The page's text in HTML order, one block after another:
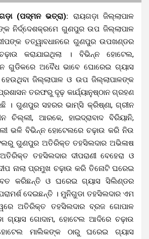
(ପଦ୍ମନ ଭତ୍ରା): ରାୟଗଡ଼ା ଜିଲ୍ଲାପାଳ
ନିର୍ଦ୍ଦେଶକ୍ରମେ ଗୁଣପୁର ଉପ ଜିଲ୍ଲାପାଳ
ତତ୍ୱାବଧାନରେ ଗୁଣପୁର ଉପଖଣ୍ଡର
କରାଯାଇଥିଲା । ବିଭିନ୍ନ ହୋଟେଲ,
ଗୁଡିକରେ ଅବୈଧ ଭାବେ ଘୋରେଇ ଗ୍ୟାସ
ଜିଲ୍ଲାପାଳ ଓ ଉପ ଜିଲ୍ଲାପାଳଙ୍କ
ତରଫରୁ ଦୃଢ଼ କାର୍ଯ୍ୟାନୁଷ୍ଠାନ ଗ୍ରହଣ
। ଗୁଣପୁର ସହରର ଭାମ୍ସି କ୍ରିଷ୍ଣା, ଗ୍ରୀନ
ଆରକେ, ହାଇଦ୍ରାବାଦ ବିରିୟାନି,
ଭଳି ବିଭିନ୍ନ ହୋଟେଲରେ ଚଢ଼ାଉ କରି ନିଉ
ଗୁଣପୁର ଅତିରିକ୍ତ ତହସିଲଦାର ଅଭିଳାଷ
ତହସିଲଦାର ଦୀପରାଣୀ ବେହେରା ଓ
ନାଲା ପ୍ରମୁଖ ଚଢ଼ାଉ କରି ତିନୋଟି ଘରେଇ
କରିଛନ୍ତି ଓ ଘରେଇ ଗ୍ୟାସ ସିଲିଣ୍ଡର
ଦେଇଛନ୍ତି । ମୁନିଗୁଡା ତହସିଲଦାର ଏମ
ଅତିରିକ୍ତ ତହସିଲଦାର ବ୍ରଜ ଗୋପାଳ
ଗ୍ୟାସ ଗୋଦାମ, ହୋଟେଲ ଆଦିରେ ଚଢ଼ାଉ
ମାଲିକଙ୍କ ଠାରୁ ଘରେଇ ଗ୍ୟାସ